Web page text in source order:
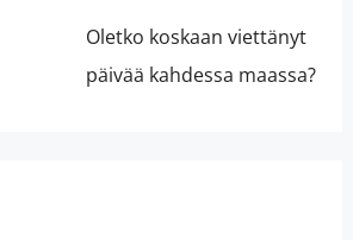
Oletko koskaan viettänyt
päivää kahdessa maassa?